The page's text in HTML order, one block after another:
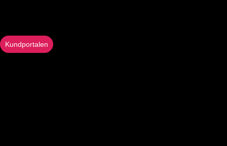
Kundportalen